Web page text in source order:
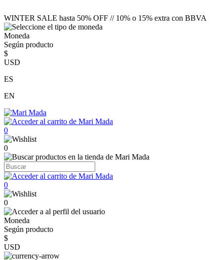
WINTER SALE hasta 50% OFF // 10% o 15% extra con BBVA
Moneda
Según producto
$
USD
ES
EN
0
0
0
0
Moneda
Según producto
$
USD